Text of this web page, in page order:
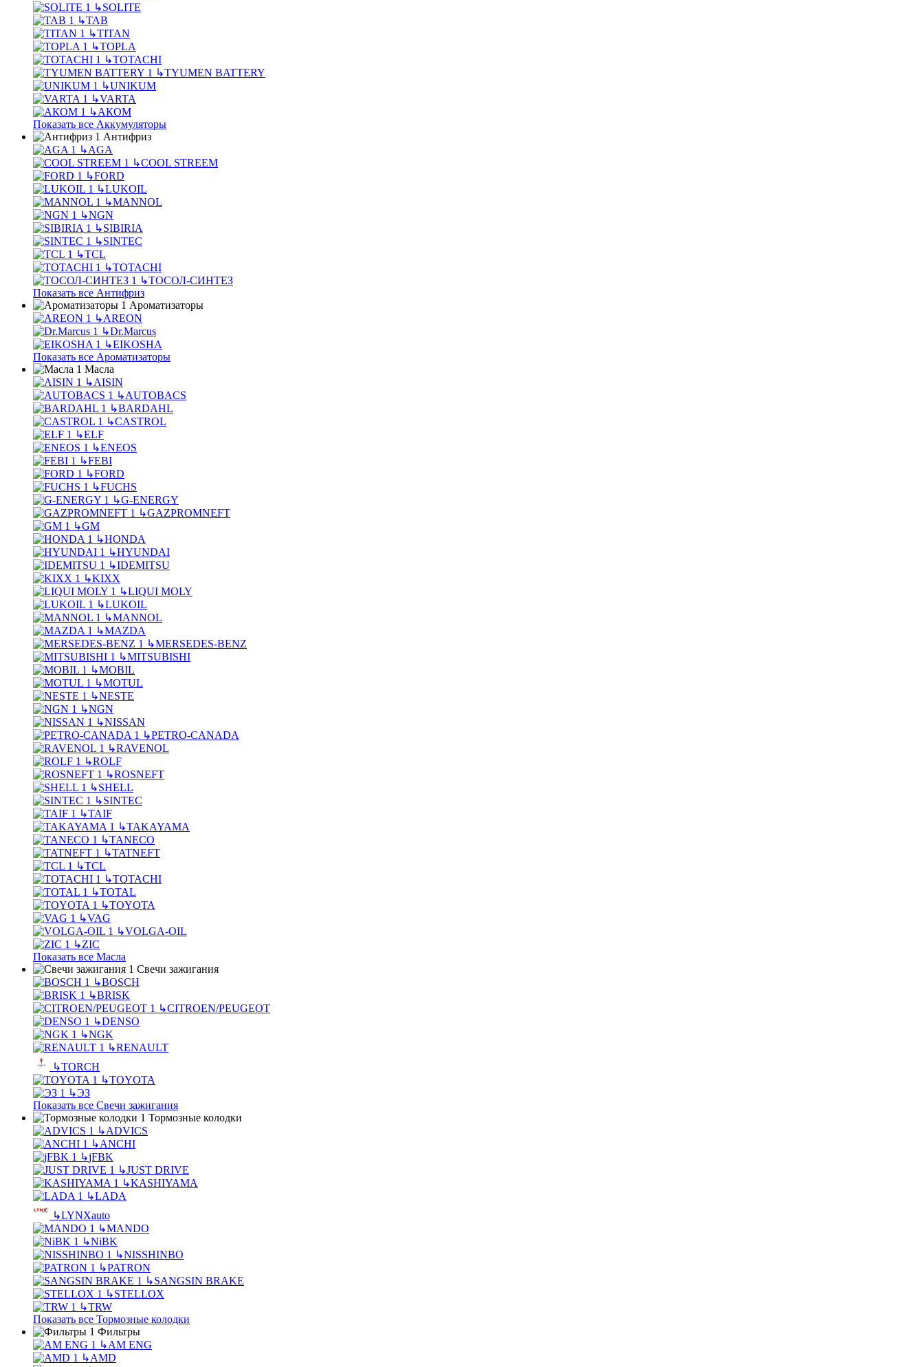
↳SOLITE
↳TAB
↳TITAN
↳TOPLA
↳TOTACHI
↳TYUMEN BATTERY
↳UNIKUM
↳VARTA
↳АКОМ
Показать все Аккумуляторы
Антифриз
↳AGA
↳COOL STREEM
↳FORD
↳LUKOIL
↳MANNOL
↳NGN
↳SIBIRIA
↳SINTEC
↳TCL
↳TOTACHI
↳ТОСОЛ-СИНТЕЗ
Показать все Антифриз
Ароматизаторы
↳AREON
↳Dr.Marcus
↳EIKOSHA
Показать все Ароматизаторы
Масла
↳AISIN
↳AUTOBACS
↳BARDAHL
↳CASTROL
↳ELF
↳ENEOS
↳FEBI
↳FORD
↳FUCHS
↳G-ENERGY
↳GAZPROMNEFT
↳GM
↳HONDA
↳HYUNDAI
↳IDEMITSU
↳KIXX
↳LIQUI MOLY
↳LUKOIL
↳MANNOL
↳MAZDA
↳MERSEDES-BENZ
↳MITSUBISHI
↳MOBIL
↳MOTUL
↳NESTE
↳NGN
↳NISSAN
↳PETRO-CANADA
↳RAVENOL
↳ROLF
↳ROSNEFT
↳SHELL
↳SINTEC
↳TAIF
↳TAKAYAMA
↳TANECO
↳TATNEFT
↳TCL
↳TOTACHI
↳TOTAL
↳TOYOTA
↳VAG
↳VOLGA-OIL
↳ZIC
Показать все Масла
Свечи зажигания
↳BOSCH
↳BRISK
↳CITROEN/PEUGEOT
↳DENSO
↳NGK
↳RENAULT
↳TORCH
↳TOYOTA
↳ЭЗ
Показать все Свечи зажигания
Тормозные колодки
↳ADVICS
↳ANCHI
↳jFBK
↳JUST DRIVE
↳KASHIYAMA
↳LADA
↳LYNXauto
↳MANDO
↳NiBK
↳NISSHINBO
↳PATRON
↳SANGSIN BRAKE
↳STELLOX
↳TRW
Показать все Тормозные колодки
Фильтры
↳AM ENG
↳AMD